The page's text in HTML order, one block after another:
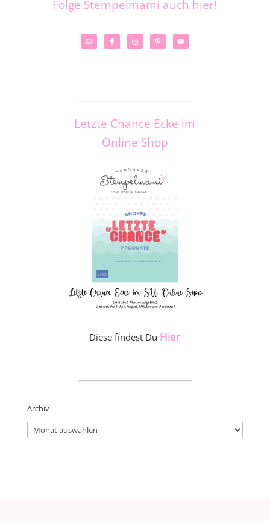
Folge Stempelmami auch hier!
Letzte Chance Ecke im
Online Shop
Diese findest Du Hier
Archiv
Archiv